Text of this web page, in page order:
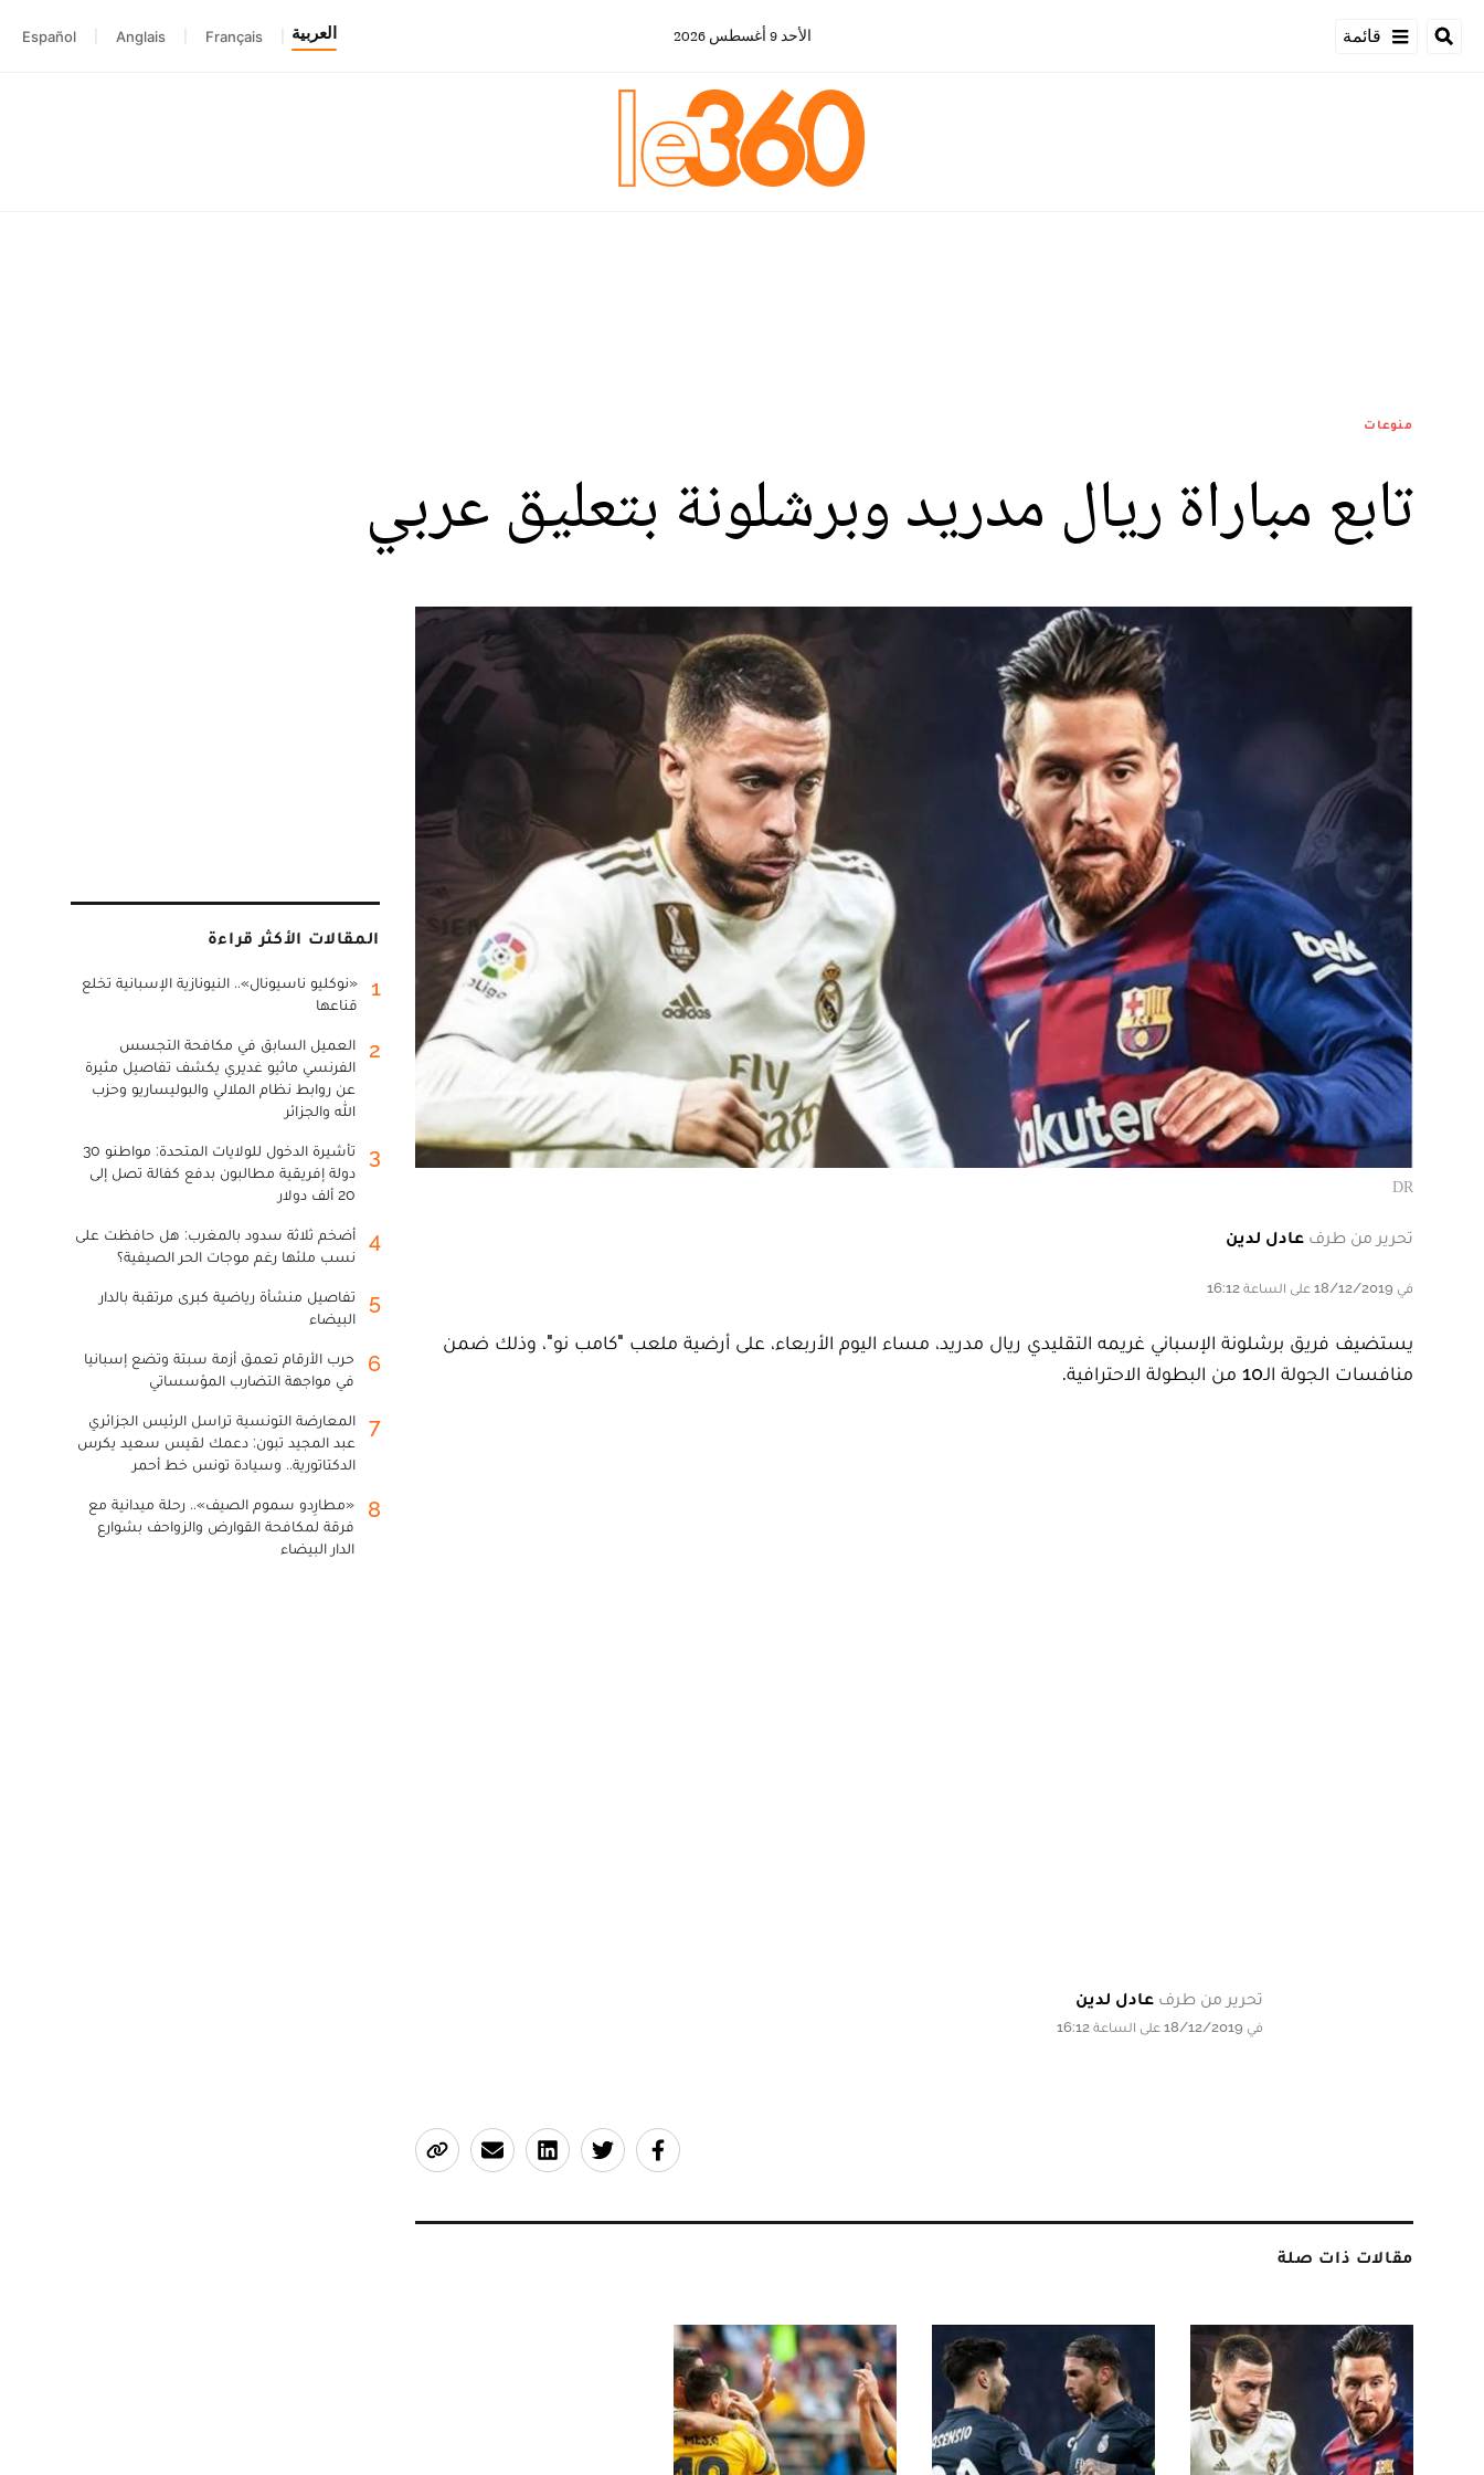
قائمة الأحد 9 أغسطس 2026 العربية Français
Anglais
Español
منوعات
تابع مباراة ريال مدريد وبرشلونة بتعليق عربي
DR
تحرير من طرف عادل لدين
في 18/12/2019 على الساعة 16:12
يستضيف فريق برشلونة الإسباني غريمه التقليدي ريال مدريد، مساء اليوم الأربعاء، على أرضية ملعب "كامب نو"، وذلك ضمن
منافسات الجولة الـ10 من البطولة الاحترافية.
تحرير من طرف عادل لدين
في 18/12/2019 على الساعة 16:12
مقالات ذات صلة
المقالات الأكثر قراءة
1
«نوكليو ناسيونال».. النيونازية الإسبانية تخلع
قناعها
2
العميل السابق في مكافحة التجسس
الفرنسي ماثيو غديري يكشف تفاصيل مثيرة
عن روابط نظام الملالي والبوليساريو وحزب
الله والجزائر
3
تأشيرة الدخول للولايات المتحدة: مواطنو 30
دولة إفريقية مطالبون بدفع كفالة تصل إلى
20 ألف دولار
4
أضخم ثلاثة سدود بالمغرب: هل حافظت على
نسب ملئها رغم موجات الحر الصيفية؟
5
تفاصيل منشأة رياضية كبرى مرتقبة بالدار
البيضاء
6
حرب الأرقام تعمق أزمة سبتة وتضع إسبانيا
في مواجهة التضارب المؤسساتي
7
المعارضة التونسية تراسل الرئيس الجزائري
عبد المجيد تبون: دعمك لقيس سعيد يكرس
الدكتاتورية.. وسيادة تونس خط أحمر
8
«مطارِدو سموم الصيف».. رحلة ميدانية مع
فرقة لمكافحة القوارض والزواحف بشوارع
الدار البيضاء